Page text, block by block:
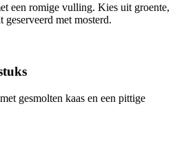
een romige vulling. Kies uit groente,
met mosterd.
gesmolten kaas en een pittige